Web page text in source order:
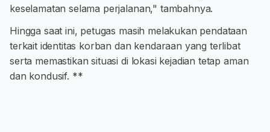
keselamatan selama perjalanan," tambahnya.
Hingga saat ini, petugas masih melakukan pendataan
terkait identitas korban dan kendaraan yang terlibat
serta memastikan situasi di lokasi kejadian tetap aman
dan kondusif. **